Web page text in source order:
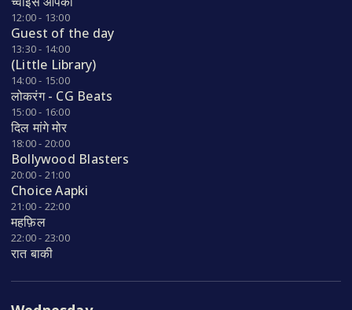
12:00 - 13:00
Guest of the day
13:30 - 14:00
(Little Library)
14:00 - 15:00
लोकरंग - CG Beats
15:00 - 16:00
दिल मांगे मोर
18:00 - 20:00
Bollywood Blasters
20:00 - 21:00
Choice Aapki
21:00 - 22:00
महफ़िल
22:00 - 23:00
रात बाकी